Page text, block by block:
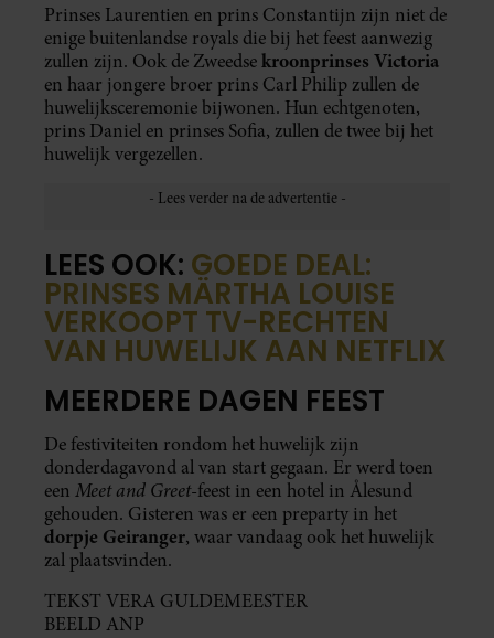
Prinses Laurentien en prins Constantijn zijn niet de
enige buitenlandse royals die bij het feest aanwezig
zullen zijn. Ook de Zweedsekroonprinses Victoria
en haar jongere broer prins Carl Philip zullen de
huwelijksceremonie bijwonen. Hun echtgenoten,
prins Daniel en prinses Sofia, zullen de twee bij het
huwelijk vergezellen.
LEES OOK: GOEDE DEAL:
PRINSES MÄRTHA LOUISE
VERKOOPT TV-RECHTEN
VAN HUWELIJK AAN NETFLIX
MEERDERE DAGEN FEEST
De festiviteiten rondom het huwelijk zijn
donderdagavond al van start gegaan. Er werd toen
een Meet and Greet-feest in een hotel in Ålesund
gehouden. Gisteren was er een preparty in het
dorpje Geiranger, waar vandaag ook het huwelijk
zal plaatsvinden.
TEKST VERA GULDEMEESTER
BEELD ANP